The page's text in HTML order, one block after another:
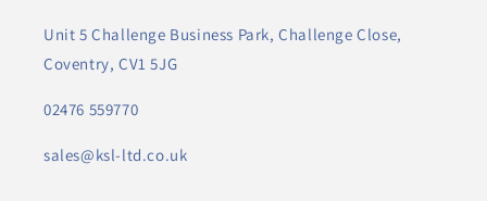
Unit 5 Challenge Business Park, Challenge Close,
Coventry, CV1 5JG
02476 559770
sales@ksl-ltd.co.uk